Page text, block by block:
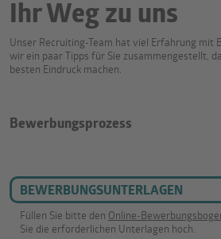
Ihr Weg zu uns
Unser Recruiting-Team hat viel Erfahrung mit
wir ein paar Tipps für Sie zusammengestellt,
besten Eindruck machen.
Bewerbungsprozess
BEWERBUNGSUNTERLAGEN
Füllen Sie bitte den Online-
Sie die erforderlichen Unterlagen hoch.